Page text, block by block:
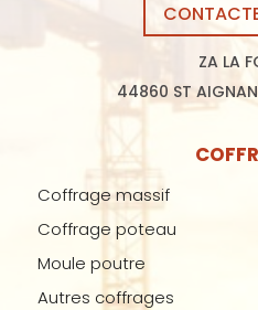
ZA LA
44860 ST AIGNAN
Coffrage massif
Coffrage poteau
Moule poutre
Autres coffrages